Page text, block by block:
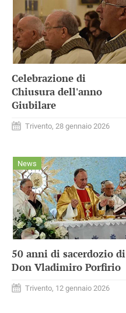
Celebrazione di
Chiusura dell'anno
Giubilare
Trivento, 28 gennaio 2026
50 anni di sacerdozio di
Don Vladimiro Porfirio
Trivento, 12 gennaio 2026
News